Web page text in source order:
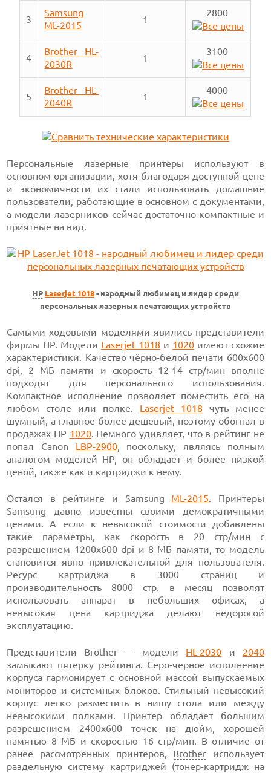
3
Samsung
ML-2015
1
2800
4
Brother HL-
2030R
1
3100
5
Brother HL-
2040R
1
4000
Персональные лазерные принтеры используют в
основном организации, хотя благодаря доступной цене
и экономичности их стали использовать домашние
пользователи, работающие в основном с документами,
а модели лазерников сейчас достаточно компактные и
приятные на вид.
HP Laserjet 1018 - народный любимец и лидер среди
персональных лазерных печатающих устройств
Самыми ходовыми моделями явились представители
фирмы НР. Модели Laserjet 1018 и 1020имеют схожие
характеристики. Качество чёрно-белой печати 600x600
dpi, 2 МБ памяти и скорость 12-14 стр/мин вполне
подходят для персонального использования.
Компактное исполнение позволяет поместить его на
любом столе или полке. Laserjet 1018 чуть менее
шумный, а главное более дешевый, поэтому обогнал в
продажах НР 1020. Немного удивляет, что в рейтинг не
попал Canon LBP-2900, поскольку, являясь полным
аналогом моделей НР, он обладает и более низкой
ценой, также как и картриджи к нему.
Остался в рейтинге и Samsung ML-2015. Принтеры
Samsung давно известны своими демократичными
ценами. А если к невысокой стоимости добавлены
такие параметры, как скорость в 20 стр/мин с
разрешением 1200х600 dpi и 8 МБ памяти, то модель
становится явно привлекательной для пользователя.
Ресурс картриджа в 3000 страниц и
производительность 8000 стр. в месяц позволят
использовать аппарат в небольших офисах, а
невысокая цена картриджа делают недорогой
эксплуатацию.
Представители Brother — модели HL-2030 и 2040
замыкают пятерку рейтинга. Серо-черное исполнение
корпуса гармонирует с основной массой выпускаемых
мониторов и системных блоков. Стильный невысокий
корпус легко разместить в нишу стола или между
невысокими полками. Принтер обладает большим
разрешением 2400х600 точек на дюйм, хорошей
памятью 8 МБ и скоростью 16 стр/мин. В отличие от
ранее рассмотренных принтеров, Brother использует
раздельную систему картриджей (тонер-картридж на